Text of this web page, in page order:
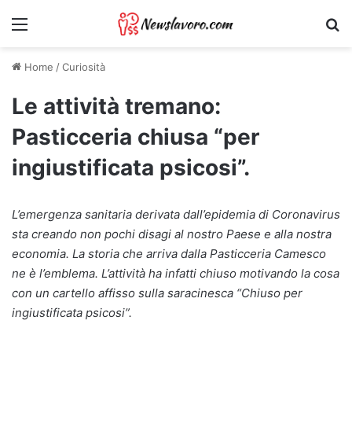
Menu
Home /Curiosità
Le attività tremano:
Pasticceria chiusa “per
ingiustificata psicosi”.
L’emergenza sanitaria derivata dall’epidemia di Coronavirus
sta creando non pochi disagi al nostro Paese e alla nostra
economia. La storia che arriva dalla Pasticceria Camesco
ne è l’emblema. L’attività ha infatti chiuso motivando la cosa
con un cartello affisso sulla saracinesca “Chiuso per
ingiustificata psicosi”.